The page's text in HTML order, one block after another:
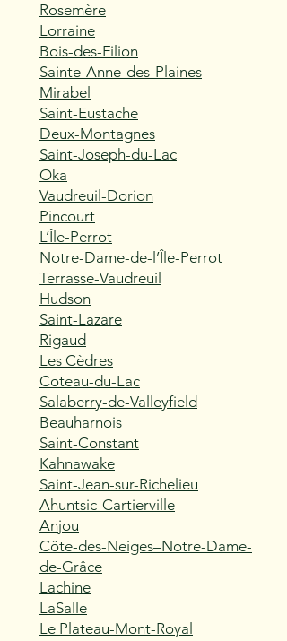
Rosemère
Lorraine
Bois-des-Filion
Sainte-Anne-des-Plaines
Mirabel
Saint-Eustache
Deux-Montagnes
Saint-Joseph-du-Lac
Oka
Vaudreuil-Dorion
Pincourt
L’Île-Perrot
Notre-Dame-de-l’Île-Perrot
Terrasse-Vaudreuil
Hudson
Saint-Lazare
Rigaud
Les Cèdres
Coteau-du-Lac
Salaberry-de-Valleyfield
Beauharnois
Saint-Constant
Kahnawake
Saint-Jean-sur-Richelieu
Ahuntsic-Cartierville
Anjou
Côte-des-Neiges–Notre-Dame-
de-Grâce
Lachine
LaSalle
Le Plateau-Mont-Royal